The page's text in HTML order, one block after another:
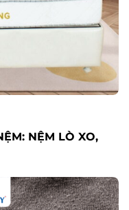
NỆM LÒ XO,